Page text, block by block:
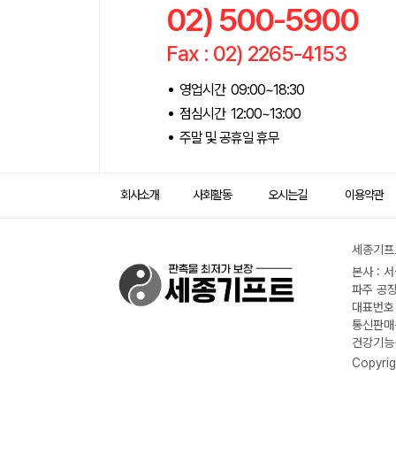
02) 500-5900
Fax : 02) 2265-4153
영업시간 09:00~18:30
점심시간 12:00~13:00
주말 및 공휴일 휴무
회사소개 사회활동 오시는길 이용약관
세종기
본사 :
파주 공
대표번
통신판
건강기